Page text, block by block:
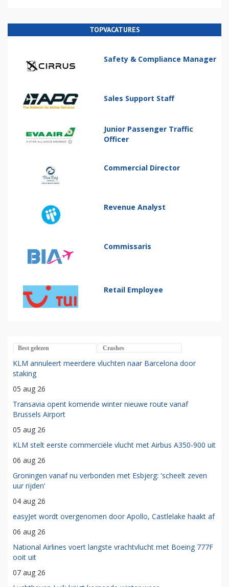
TOPVACATURES
Safety & Compliance Manager
Sales Support Staff
Junior Passenger Traffic
Officer
Commercial Director
Revenue Analyst
Commissaris
Retail Employee
Best gelezen Crashes
KLM annuleert meerdere vluchten naar Barcelona door
staking
05 aug 26
Transavia opent komende winter nieuwe route vanaf
Brussels Airport
05 aug 26
KLM stelt eerste commerciële vlucht met Airbus A350-900 uit
06 aug 26
Groningen vanaf nu verbonden met Esbjerg: 'scheelt zeven
uur rijden'
04 aug 26
easyJet wordt overgenomen door Apollo, Castlelake haakt af
06 aug 26
National Airlines voert langste vrachtvlucht met Boeing 777F
ooit uit
07 aug 26